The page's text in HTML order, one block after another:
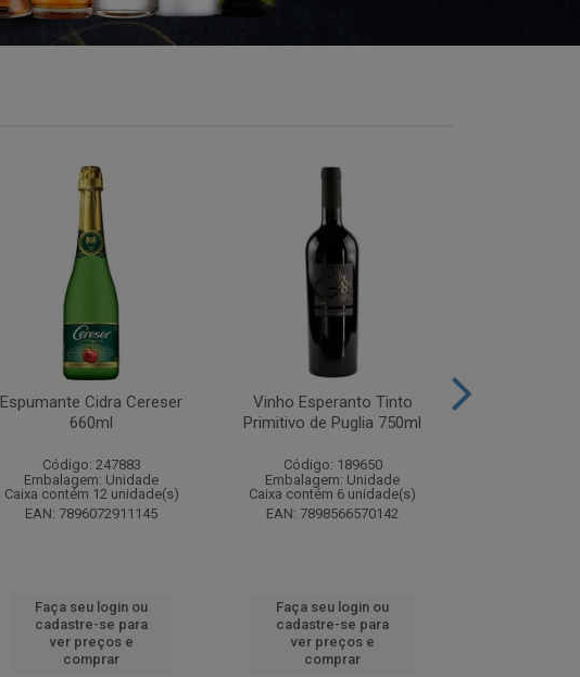
Espumante Cidra Cereser
660ml
Código: 247883
Embalagem: Unidade
Caixa contém 12 unidade(s)
EAN: 7896072911145
Faça seu login ou
cadastre-se para
ver preços e
comprar
Vinho Esperanto Tinto
Primitivo de Puglia 750ml
Código: 189650
Embalagem: Unidade
Caixa contém 6 unidade(s)
EAN: 7898566570142
Faça seu login ou
cadastre-se para
ver preços e
comprar